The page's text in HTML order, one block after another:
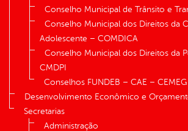
Conselho Municipal de Trânsito e
Conselho Municipal dos Direitos da
Adolescente – COMDICA
Conselho Municipal dos Direitos da
CMDPI
Conselhos FUNDEB – CAE – CEMEG
Desenvolvimento Econômico e
Secretarias
Administração